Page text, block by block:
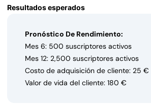
Resultados esperados
Pronóstico De Rendimiento:
Mes 6: 500 suscriptores activos
Mes 12: 2,500 suscriptores activos
Costo de adquisición de cliente: 25 €
Valor de vida del cliente: 180 €